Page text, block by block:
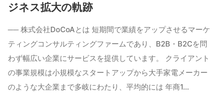
ジネス拡大の軌跡
── 株式会社DoCoAとは 短期間で業績をアップさせるマーケ
ティングコンサルティングファームであり、B2B・B2Cを問
わず幅広い企業にサービスを提供しています。 クライアント
の事業規模は小規模なスタートアップから大手家電メーカー
のような大企業まで多岐にわたり、平均的には 年商1…